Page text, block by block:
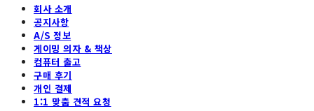
회사 소개
공지사항
A/S 정보
게이밍 의자 & 책상
컴퓨터 출고
구매 후기
개인 결제
1:1 맞춤 견적 요청